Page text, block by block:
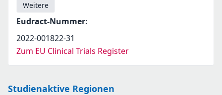
Weitere
Eudract-Nummer:
2022-001822-31
Zum EU Clinical Trials Register
Studienaktive Regionen